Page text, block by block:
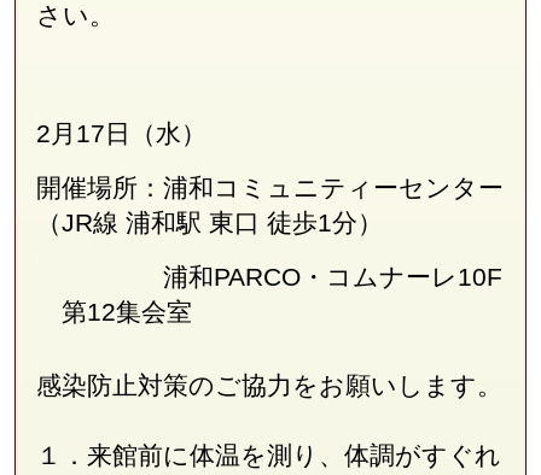
さい。
2月17日（水）
開催場所：浦和コミュニティーセンター
（JR線 浦和駅 東口 徒歩1分）
浦和PARCO・コムナーレ10F
第12集会室
感染防止対策のご協力をお願いします。
１．来館前に体温を測り、体調がすぐれ